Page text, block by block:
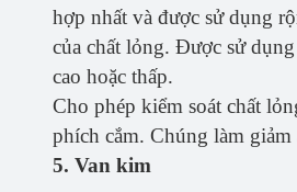
hợp nhất và được sử dụng
của chất lỏng. Được sử
cao hoặc thấp.
Cho phép kiểm soát chất
phích cắm. Chúng làm
5. Van kim